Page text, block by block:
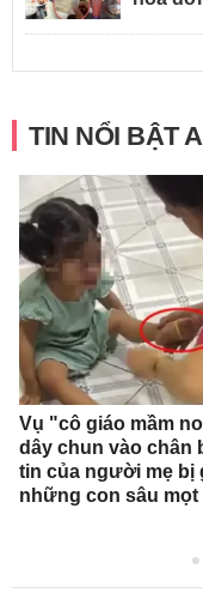
TIN NỔI BẬT
Vụ "cô giáo mầm
dây chun vào chân
tin của người mẹ bị
những con sâu mọt